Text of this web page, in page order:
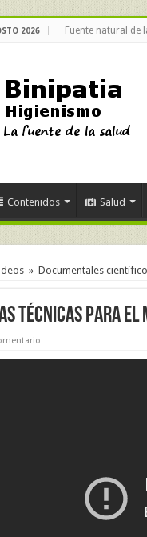
2026 Fuente natural de
Contenidos Salud
» Documentales
técnicas para el